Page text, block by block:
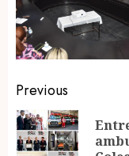
Post
Previous